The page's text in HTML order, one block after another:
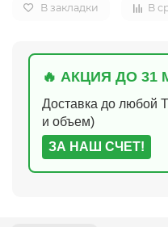
В закладки В
🔥 АКЦИЯ ДО 31
Доставка до любой
и объем)
ЗА НАШ СЧЕТ!